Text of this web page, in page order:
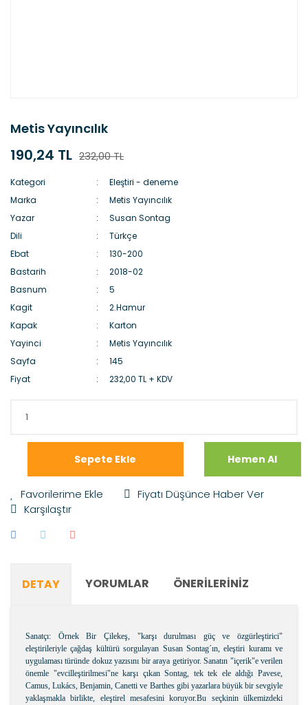
Metis Yayıncılık
190,24 TL 232,00 TL
Kategori
Eleştiri - deneme
Marka
Metis Yayıncılık
Yazar
Susan Sontag
Dili
Türkçe
Ebat
130-200
Bastarih
2018-02
Basnum
5
Kagit
2.Hamur
Kapak
Karton
Yayinci
Metis Yayıncılık
Sayfa
145
Fiyat
232,00 TL + KDV
Sepete Ekle Hemen Al
Fiyatı Düşünce Haber Ver
Karşılaştır
DETAY YORUMLAR ÖNERILERINIZ
Sanatçı: Örnek Bir Çilekeş, "karşı durulması güç ve özgürleştirici"
eleştirileriyle çağdaş kültürü sorgulayan Susan Sontag´ın, eleştiri kuramı ve
uygulaması türünde dokuz yazısını bir araya getiriyor. Sanatın "içerik"e verilen
önemle "evcilleştirilmesi"ne karşı çıkan Sontag, tek tek ele aldığı Pavese,
Camus, Lukács, Benjamin, Canetti ve Barthes gibi yazarlara büyük bir sevgiyle
yaklaşmakla birlikte, eleştirel mesafesini koruyor.Bu seçkinin ülkemizdeki